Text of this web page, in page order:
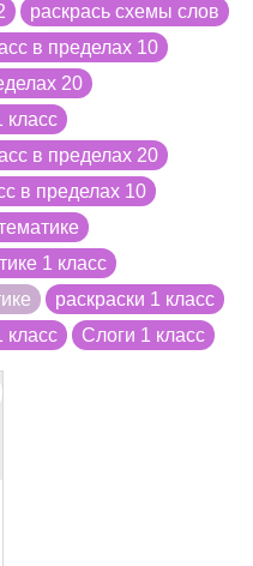
раскрась схемы слов
в пределах 10
20
класс
в пределах 20
в пределах 10
1 класс
раскраски 1 класс
класс
Слоги 1 класс